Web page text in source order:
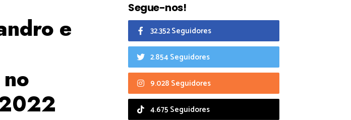
e
Segue-nos!
32.352 Seguidores
2.854 Seguidores
9.028 Seguidores
4.675 Seguidores